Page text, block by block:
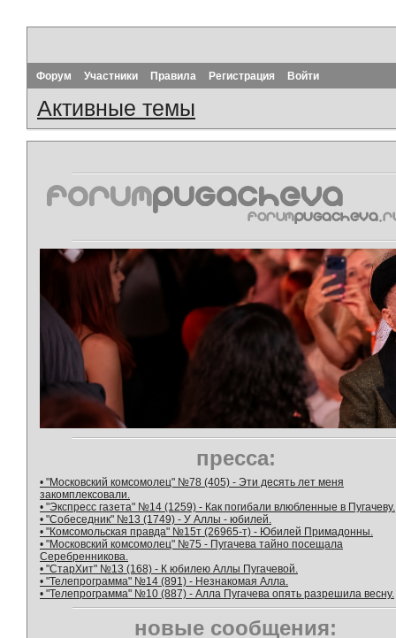
Форум Участники Правила Регистрация Войти
Активные темы
пресса:
• "Московский комсомолец" №78 (405) - Эти десять лет меня
закомплексовали.
• "Экспресс газета" №14 (1259) - Как погибали влюбленные в Пугачеву.
• "Собеседник" №13 (1749) - У Аллы - юбилей.
• "Комсомольская правда" №15т (26965-т) - Юбилей Примадонны.
• "Московский комсомолец" №75 - Пугачева тайно посещала
Серебренникова.
• "СтарХит" №13 (168) - К юбилею Аллы Пугачевой.
• "Телепрограмма" №14 (891) - Незнакомая Алла.
• "Телепрограмма" №10 (887) - Алла Пугачева опять разрешила весну.
новые сообщения: